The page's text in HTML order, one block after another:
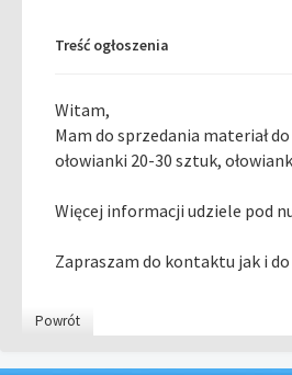
Treść ogłoszenia
Witam,
Mam do sprzedania materiał
ołowianki 20-30 sztuk,
Więcej informacji udziele pod
Zapraszam do kontaktu jak i
Powrót